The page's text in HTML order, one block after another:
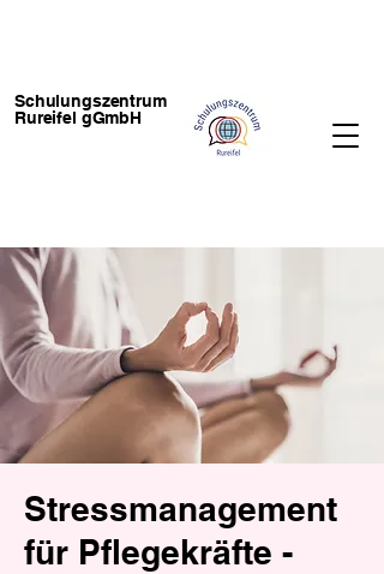
Schulungszentrum
Rureifel gGmbH
Stressmanagement
für Pflegekräfte -